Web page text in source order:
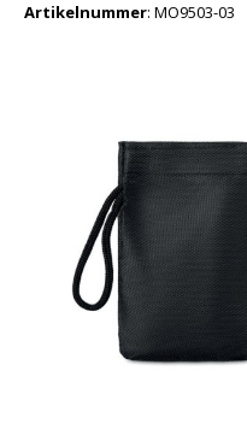
Artikelnummer: MO9503-03